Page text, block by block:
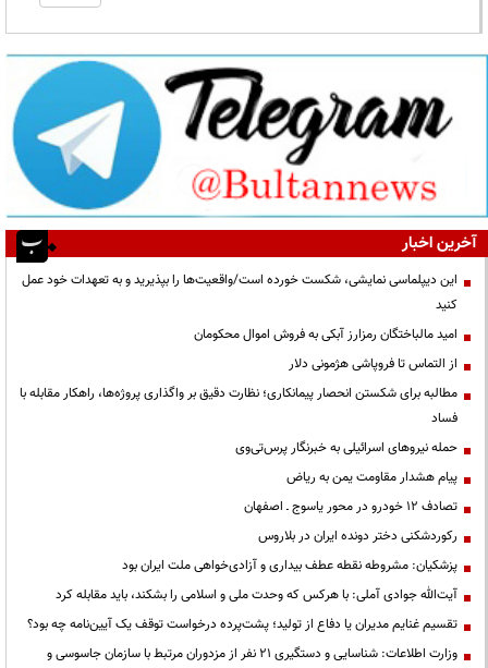
آخرین اخبار
این دیپلماسی نمایشی، شکست خورده است/واقعیت‌ها را بپذیرید و به تعهدات خود عمل
کنید
امید مالباختگان رمزارز آبکی به فروش اموال محکومان
از التماس تا فروپاشی هژمونی دلار
مطالبه برای شکستن انحصار پیمانکاری؛ نظارت دقیق بر واگذاری پروژه‌ها، راهکار مقابله با
فساد
حمله نیروهای اسرائیلی به خبرنگار پرس‌تی‌وی
پیام هشدار مقاومت یمن به ریاض
تصادف ۱۲ خودرو در محور یاسوج ـ اصفهان
رکوردشکنی دختر دونده ایران در بلاروس
پزشکیان: مشروطه نقطه عطف بیداری و آزادی‌خواهی ملت ایران بود
آیت‌الله جوادی آملی: با هرکس که وحدت ملی و اسلامی را بشکند، باید مقابله کرد
تقسیم غنایم مدیران یا دفاع از تولید؛ پشت‌پرده درخواست توقف یک آیین‌نامه چه بود؟
وزارت اطلاعات: شناسایی و دستگیری ۲۱ نفر از مزدوران مرتبط با سازمان جاسوسی و